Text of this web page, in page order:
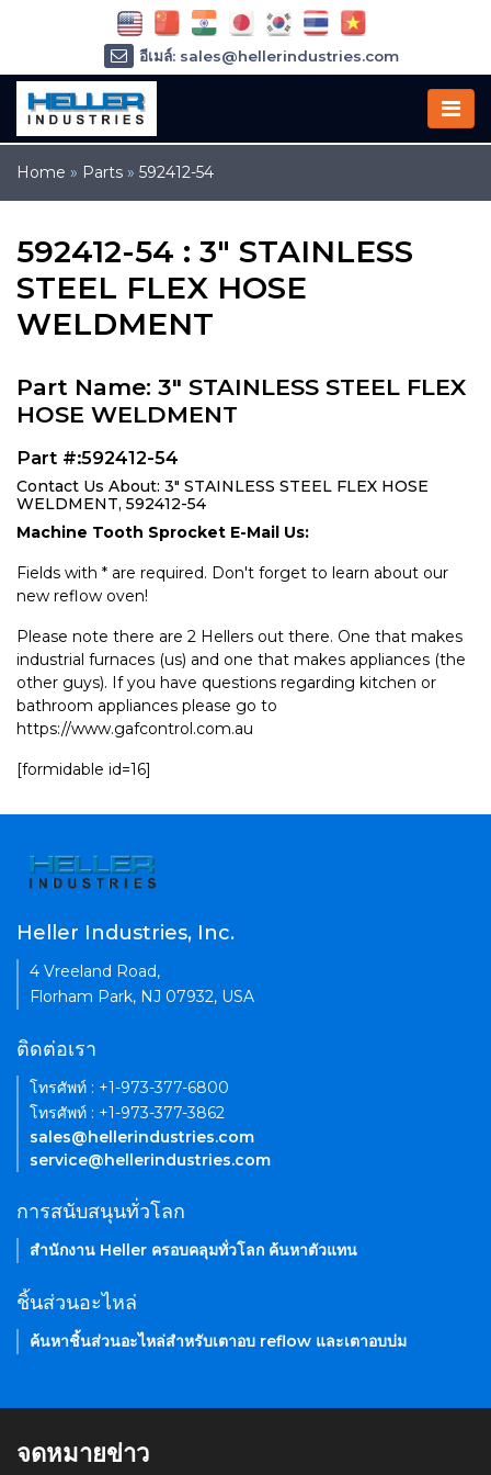
Home » Parts » 592412-54
592412-54 : 3" STAINLESS
STEEL FLEX HOSE
WELDMENT
Part Name: 3" STAINLESS STEEL FLEX
HOSE WELDMENT
Part #:592412-54
Contact Us About: 3" STAINLESS STEEL FLEX HOSE
WELDMENT, 592412-54
Machine Tooth Sprocket E-Mail Us:
Fields with * are required. Don't forget to learn about our
new reflow oven!
Please note there are 2 Hellers out there. One that makes
industrial furnaces (us) and one that makes appliances (the
other guys). If you have questions regarding kitchen or
bathroom appliances please go to
https://www.gafcontrol.com.au
[formidable id=16]
อีเมล์: sales@hellerindustries.com
อีเมล์: service@hellerindustries.com
โทรศัพท์ :
Heller Industries, Inc.
4 Vreeland Road,
Florham Park, NJ 07932, USA
ติดต่อเรา
โทรศัพท์ : +1-973-377-6800
โทรศัพท์ : +1-973-377-3862
sales@hellerindustries.com
service@hellerindustries.com
การสนับสนุนทั่วโลก
สำนักงาน Heller ครอบคลุมทั่วโลก ค้นหาตัวแทน
ชิ้นส่วนอะไหล่
ค้นหาชิ้นส่วนอะไหล่สำหรับเตาอบ reflow และเตาอบบ่ม
จดหมายข่าว